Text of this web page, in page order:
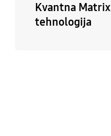
Kvantna Matrix
tehnologija